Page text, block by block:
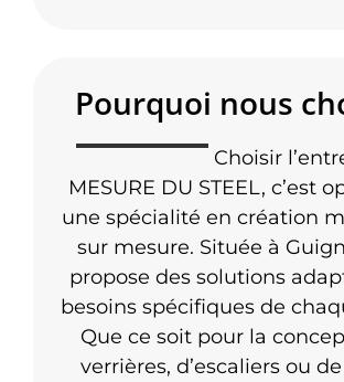
Pourquoi nous
Choisir
MESURE DU STEEL, c’est
une spécialité en création
sur mesure. Située à
propose des solutions
besoins spécifiques de
Que ce soit pour la
verrières, d’escaliers ou